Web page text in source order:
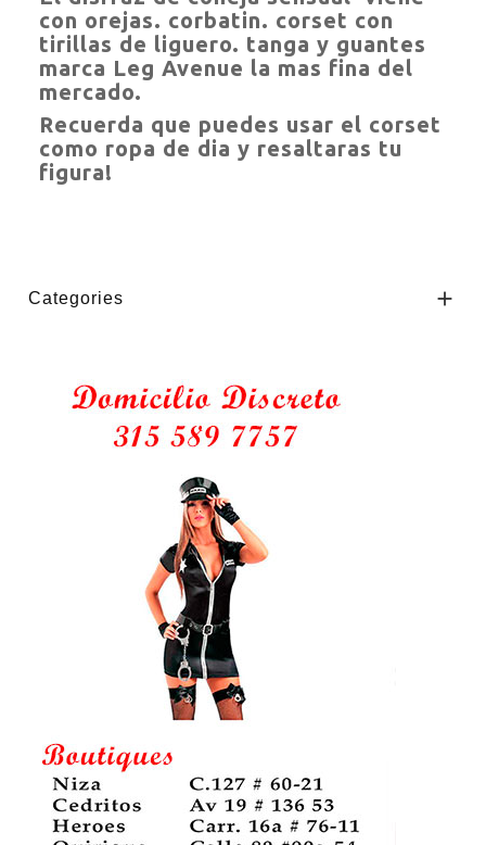
con orejas. corbatin. corset con
tirillas de liguero. tanga y guantes
marca Leg Avenue la mas fina del
mercado.
Recuerda que puedes usar el corset
como ropa de dia y resaltaras tu
figura!
Categories 